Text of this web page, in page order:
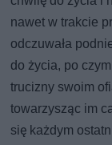
nawet w trakcie
odczuwała
do życia, po
trucizny swoim
towarzysząc im
się każdym